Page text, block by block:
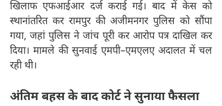
खिलाफ एफआईआर दर्ज कराई गई। बाद में केस को
स्थानांतरित कर रामपुर की अजीमनगर पुलिस को सौंपा
गया, जहां पुलिस ने जांच पूरी कर आरोप पत्र दाखिल कर
दिया। मामले की सुनवाई एमपी–एमएलए अदालत में चल
रही थी।
अंतिम बहस के बाद कोर्ट ने सुनाया फैसला